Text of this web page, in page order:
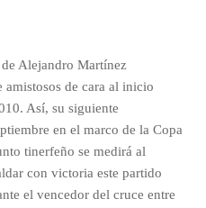
Alejandro Martínez
de cara al inicio
Así, su siguiente
en el marco de la Copa
tinerfeño se medirá al
con victoria este partido
el vencedor del cruce entre